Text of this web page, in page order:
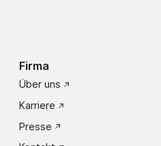
Firma
Über uns
Karriere
Presse